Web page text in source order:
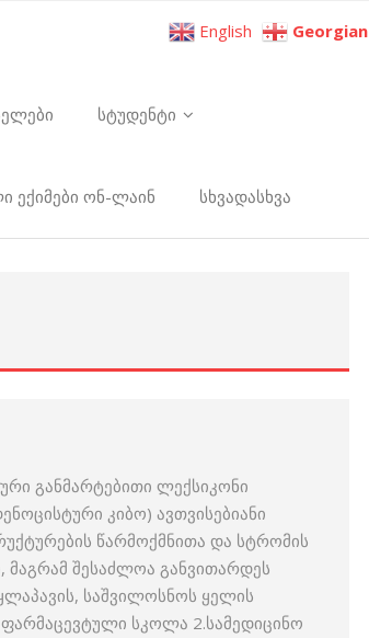
სტუდენტი
ექიმები ონ-ლაინ სხვადასხვა
განმარტებითი ლექსიკონი
კიბო) ავთვისებიანი
წარმოქმნითა და სტრომის
შესაძლოა განვითარდეს
საშვილოსნოს ყელის
სკოლა 2.სამედიცინო
English Georgian